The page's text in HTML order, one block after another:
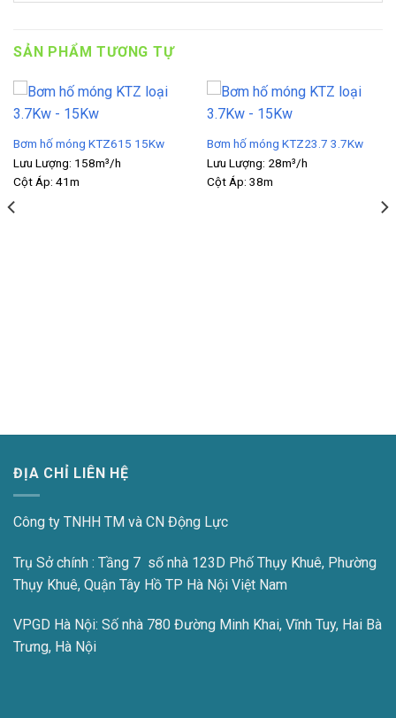
SẢN PHẨM TƯƠNG TỰ
Bơm hố móng KTZ615 15Kw
Lưu Lượng: 158m³/h
Cột Áp: 41m
Bơm hố móng KTZ23.7 3.7Kw
Lưu Lượng: 28m³/h
Cột Áp: 38m
ĐỊA CHỈ LIÊN HỆ
Công ty TNHH TM và CN Động Lực
Trụ Sở chính : Tầng 7 số nhà 123D Phố Thụy Khuê, Phường
Thụy Khuê, Quận Tây Hồ TP Hà Nội Việt Nam
VPGD Hà Nội: Số nhà 780 Đường Minh Khai, Vĩnh Tuy, Hai Bà
Trưng, Hà Nội